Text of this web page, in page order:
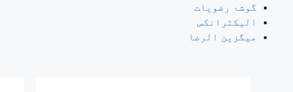
گوشۂ رضویات
الیکٹرانکس
میگزین الرضا